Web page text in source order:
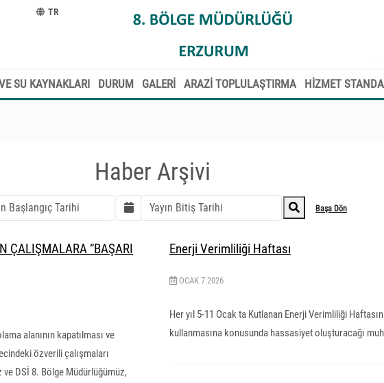
TR
SU KAYNAKLARI DURUM GALERİ ARAZİ TOPLULAŞTIRMA HİZMET
Haber Arşivi
Başa Dön
ÇALIŞMALARA “BAŞARI
alanının kapatılması ve
özverili çalışmaları
ve DSİ 8. Bölge Müdürlüğümüz,
Enerji Verimliliği Haftası
OCAK 7 2026
Her yıl 5-11 Ocak ta Kutlanan Enerji Verimliliği
kullanmasına konusunda hassasiyet oluşturacağı